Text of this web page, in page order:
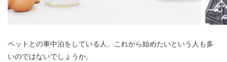
ペットとの車中泊をしている人、これから始めたいという人も多
いのではないでしょうか。